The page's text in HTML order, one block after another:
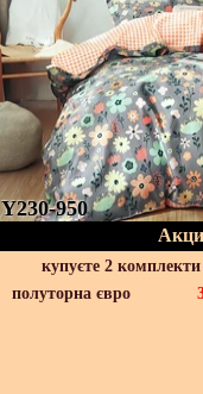
Y230-950
купуєте 2
полуторна євро